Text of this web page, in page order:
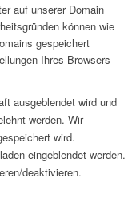
auf unserer Domain
können wie
gespeichert
Ihres Browsers
ausgeblendet wird und
werden. Wir
wird.
eingeblendet werden.
deaktivieren.